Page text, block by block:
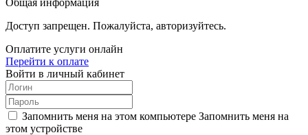
Общая информация
Доступ запрещен. Пожалуйста, авторизуйтесь.
Оплатите услуги онлайн
Перейти к оплате
Войти в личный кабинет
Запомнить меня на этом компьютере Запомнить меня на
этом устройстве